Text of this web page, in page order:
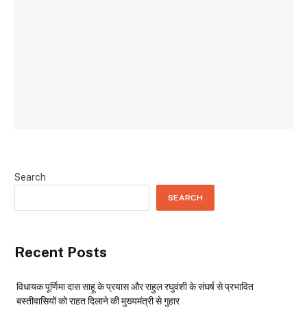
Search
SEARCH
Recent Posts
विधायक पूर्णिमा दास साहू के प्रयास और राहुल रघुवंशी के संघर्ष से प्रभावित
बस्तीवासियों को राहत दिलाने की मुख्यमंत्री से गुहार